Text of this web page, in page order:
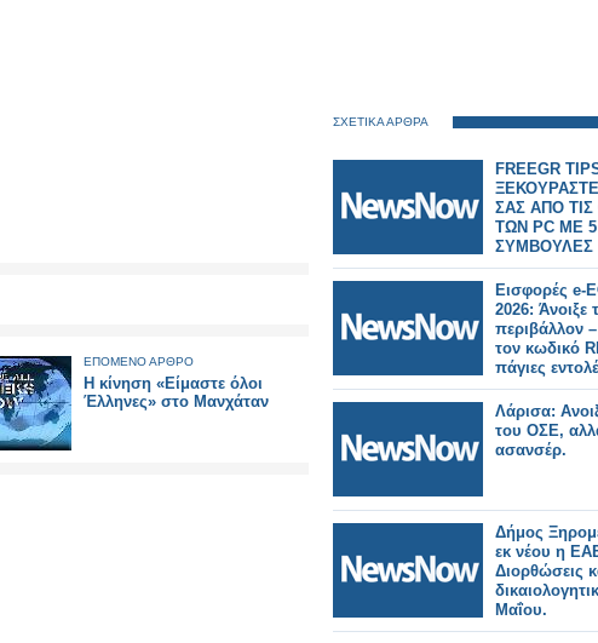
ΕΠΟΜΕΝΟ ΑΡΘΡΟ
Η κίνηση «Είμαστε όλοι
Έλληνες» στο Μανχάταν
ΣΧΕΤΙΚΑ ΑΡΘΡΑ
FREEGR
ΣΑΣ ΑΠΟ
ΤΩΝ PC ME 5
ΣΥΜΒΟΥΛΕΣ
Εισφορές e-
2026: Άνοιξε
περιβάλλον –
τον κωδικό
πάγιες
Λάρισα:
του ΟΣΕ,
ασανσέρ.
Δήμος
εκ νέου η
Διορθώσεις
Μαΐου.